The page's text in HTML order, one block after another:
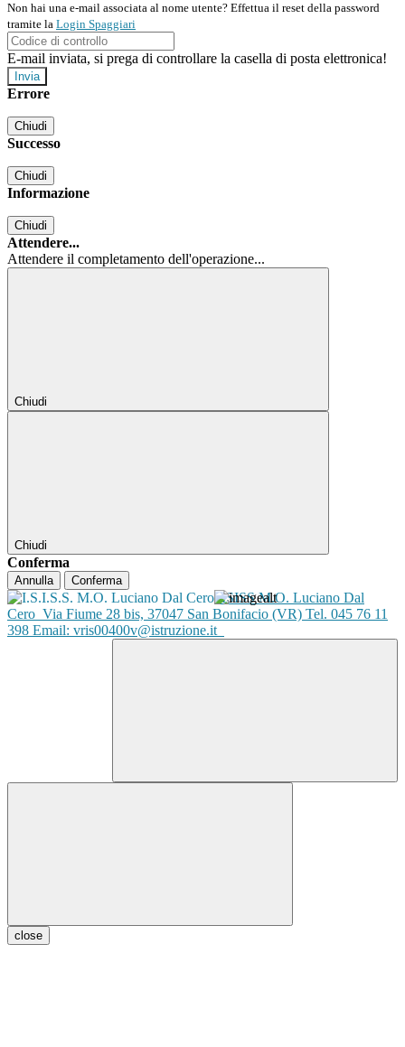
Non hai una e-mail associata al nome utente? Effettua il reset della password
tramite la Login Spaggiari
E-mail inviata, si prega di controllare la casella di posta elettronica!
Errore
Chiudi
Successo
Chiudi
Informazione
Chiudi
Attendere...
Attendere il completamento dell'operazione...
Chiudi
Chiudi
Conferma
Annulla Conferma
ISISS M.O. Luciano Dal
Cero Via Fiume 28 bis, 37047 San Bonifacio (VR) Tel. 045 76 11
398 Email: vris00400v@istruzione.it
close